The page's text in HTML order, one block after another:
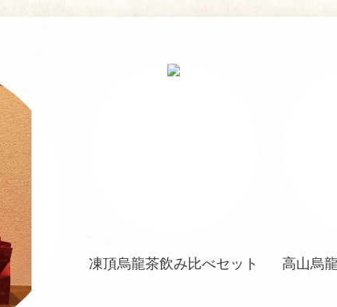
凍頂烏龍茶飲み比べセット 高山烏